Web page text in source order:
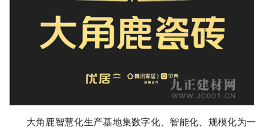
大角鹿智慧化生产基地集数字化、智能化、规模化为一